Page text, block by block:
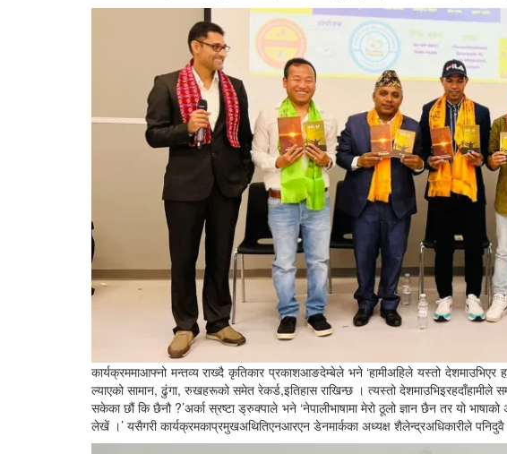
कार्यक्रममाआफ्नो मन्तव्य राख्दै कृतिकार प्रकाशआङदेम्बेले भने ‘हामीअहिले यस्तो देशमाउभिएर
ल्याएको सामान, ढुंगा, रुखहरूको समेत रेकर्ड,इतिहास राखिन्छ । त्यस्तो देशमाउभिइरहदाँहामीले
सकेका छौं कि छैनौ ?’अर्का स्रष्टा ड्रुक्पाले भने ‘नेपालीभाषामा मेरो ठूलो ज्ञान छैन तर यो
लेखें ।’ यसैगरी कार्यक्रमकाप्रमुखअथितिएनआरएन डेनमार्कका अध्यक्ष शैलेन्द्रअधिकारीले पनिदुवै